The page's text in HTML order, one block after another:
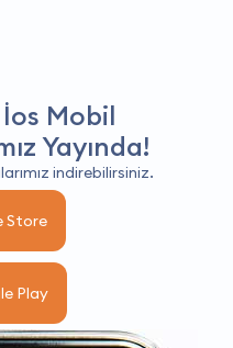
Mobil
Yayında!
indirebilirsiniz.
Store
Play